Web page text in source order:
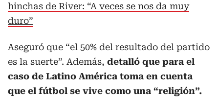
hinchas de River: “A veces se nos da muy
duro”
Aseguró que “el 50% del resultado del partido
es la suerte”. Además, detalló que para el
caso de Latino América toma en cuenta
que el fútbol se vive como una “religión”.